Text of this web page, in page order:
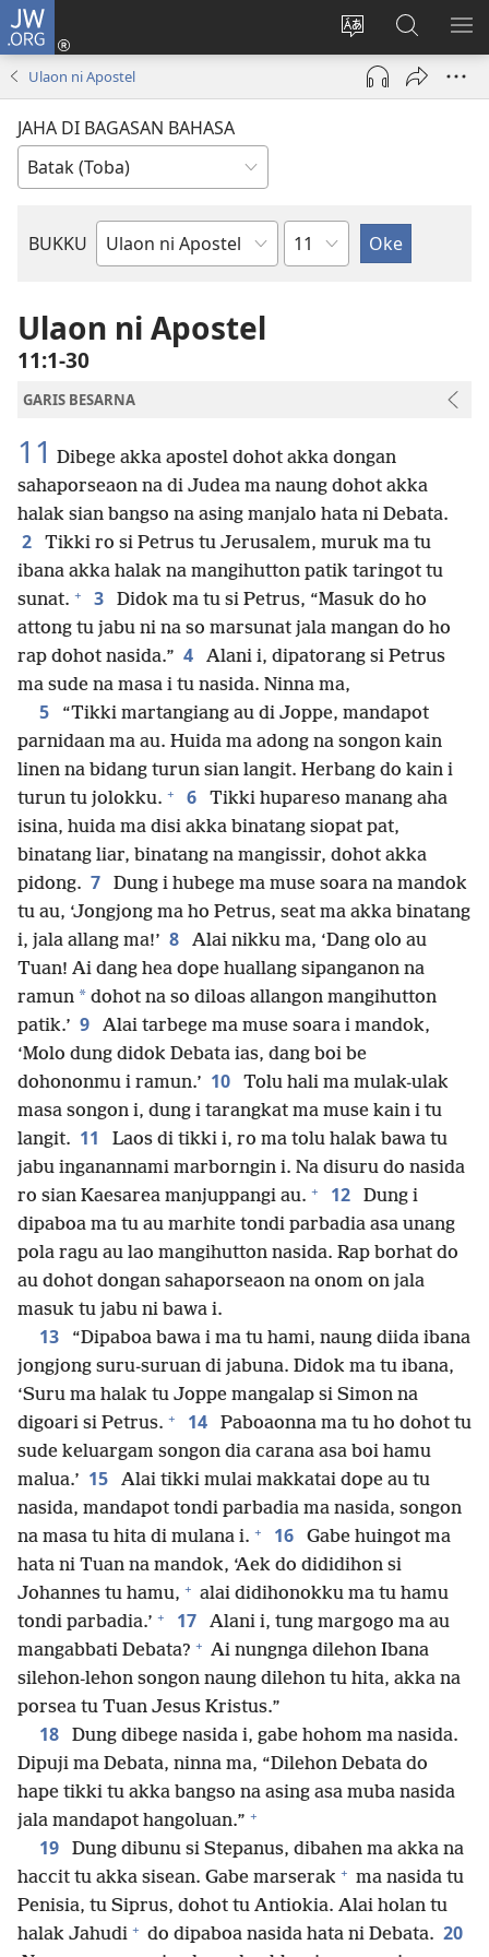
JW.ORG
Ganti
hata
situs
Log
(opens
Lului
di
JW.ORG
Ulaon ni Apostel
JAHA DI BAGASAN BAHASA
BUKKU
Bukku
Bindu
Ulaon ni Apostel
11:1-30
GARIS BESARNA
11 Dibege akka apostel dohot akka dongan
sahaporseaon na di Judea ma naung dohot akka
halak sian bangso na asing manjalo hata ni Debata.
2
Tikki ro si Petrus tu Jerusalem, muruk ma tu
ibana akka halak na mangihutton patik taringot tu
sunat. + 3
Didok ma tu si Petrus, “Masuk do ho
attong tu jabu ni na so marsunat jala mangan do ho
rap dohot nasida.” 4
Alani i, dipatorang si Petrus
ma sude na masa i tu nasida. Ninna ma,
5
“Tikki martangiang au di Joppe, mandapot
parnidaan ma au. Huida ma adong na songon kain
linen na bidang turun sian langit. Herbang do kain i
turun tu jolokku. + 6
Tikki hupareso manang aha
isina, huida ma disi akka binatang siopat pat,
binatang liar, binatang na mangissir, dohot akka
pidong. 7
Dung i hubege ma muse soara na mandok
tu au, ‘Jongjong ma ho Petrus, seat ma akka binatang
i, jala allang ma!’ 8
Alai nikku ma, ‘Dang olo au
Tuan! Ai dang hea dope huallang sipanganon na
ramun * dohot na so diloas allangon mangihutton
patik.’ 9
Alai tarbege ma muse soara i mandok,
‘Molo dung didok Debata ias, dang boi be
dohononmu i ramun.’ 10
Tolu hali ma mulak-ulak
masa songon i, dung i tarangkat ma muse kain i tu
langit. 11
Laos di tikki i, ro ma tolu halak bawa tu
jabu inganannami marborngin i. Na disuru do nasida
ro sian Kaesarea manjuppangi au. + 12
Dung i
dipaboa ma tu au marhite tondi parbadia asa unang
pola ragu au lao mangihutton nasida. Rap borhat do
au dohot dongan sahaporseaon na onom on jala
masuk tu jabu ni bawa i.
13
“Dipaboa bawa i ma tu hami, naung diida ibana
jongjong suru-suruan di jabuna. Didok ma tu ibana,
‘Suru ma halak tu Joppe mangalap si Simon na
digoari si Petrus. + 14
Paboaonna ma tu ho dohot tu
sude keluargam songon dia carana asa boi hamu
malua.’ 15
Alai tikki mulai makkatai dope au tu
nasida, mandapot tondi parbadia ma nasida, songon
na masa tu hita di mulana i. + 16
Gabe huingot ma
hata ni Tuan na mandok, ‘Aek do dididihon si
Johannes tu hamu, + alai didihonokku ma tu hamu
tondi parbadia.’ + 17
Alani i, tung margogo ma au
mangabbati Debata? + Ai nungnga dilehon Ibana
silehon-lehon songon naung dilehon tu hita, akka na
porsea tu Tuan Jesus Kristus.”
18
Dung dibege nasida i, gabe hohom ma nasida.
Dipuji ma Debata, ninna ma, “Dilehon Debata do
hape tikki tu akka bangso na asing asa muba nasida
jala mandapot hangoluan.” +
19
Dung dibunu si Stepanus, dibahen ma akka na
haccit tu akka sisean. Gabe marserak + ma nasida tu
Penisia, tu Siprus, dohot tu Antiokia. Alai holan tu
halak Jahudi + do dipaboa nasida hata ni Debata. 20